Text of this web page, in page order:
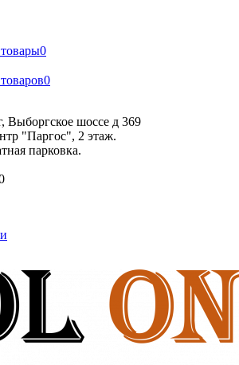
0
0
Выборгское шоссе д 369
"Паргос", 2 этаж.
парковка.